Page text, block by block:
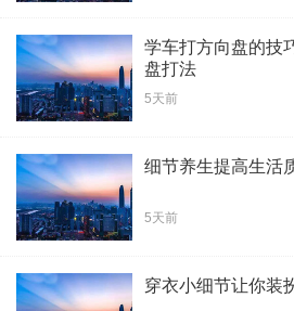
学车打方向盘的技
盘打法
5天前
细节养生提高生活
5天前
穿衣小细节让你装